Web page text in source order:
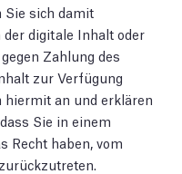
Sie sich damit
digitale Inhalt oder
Zahlung des
zur Verfügung
hiermit an und erklären
Sie in einem
Recht haben, vom